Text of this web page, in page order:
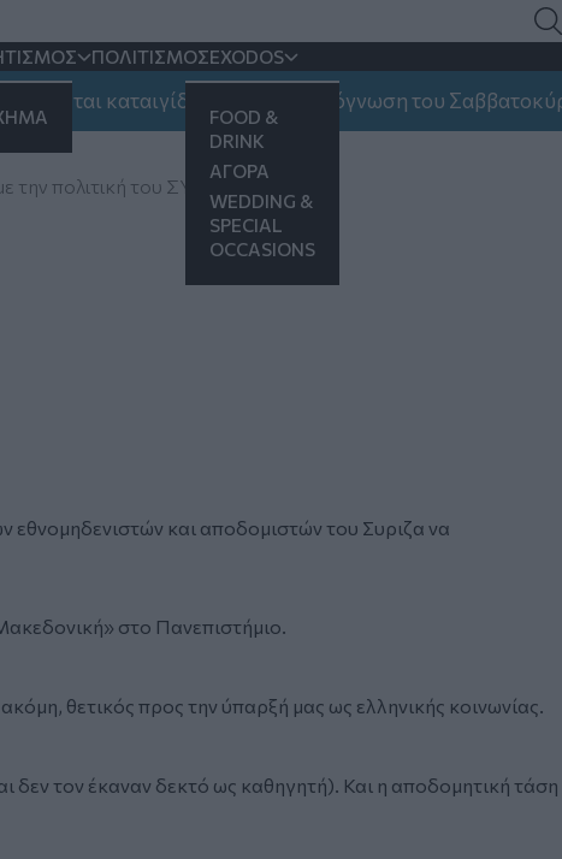
ΠΟΛΙΤΙΣΜΟΣEXODOS
FOOD &
DRINK
ΑΓΟΡΑ
WEDDING &
SPECIAL
OCCASIONS
καταιγίδες και ποια η πρόγνωση του
την πολιτική του ΣΥΡΙΖΑ
εθνομηδενιστών και αποδομιστών του Συριζα να
στο Πανεπιστήμιο.
θετικός προς την ύπαρξή μας ως ελληνικής κοινωνίας.
δεν τον έκαναν δεκτό ως καθηγητή). Και η αποδομητική τάση